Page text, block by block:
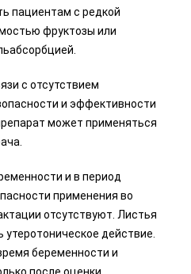
пациентам с редкой
фруктозы или
с отсутствием
и эффективности
может применяться
и в период
применения во
отсутствуют. Листья
действие.
беременности и